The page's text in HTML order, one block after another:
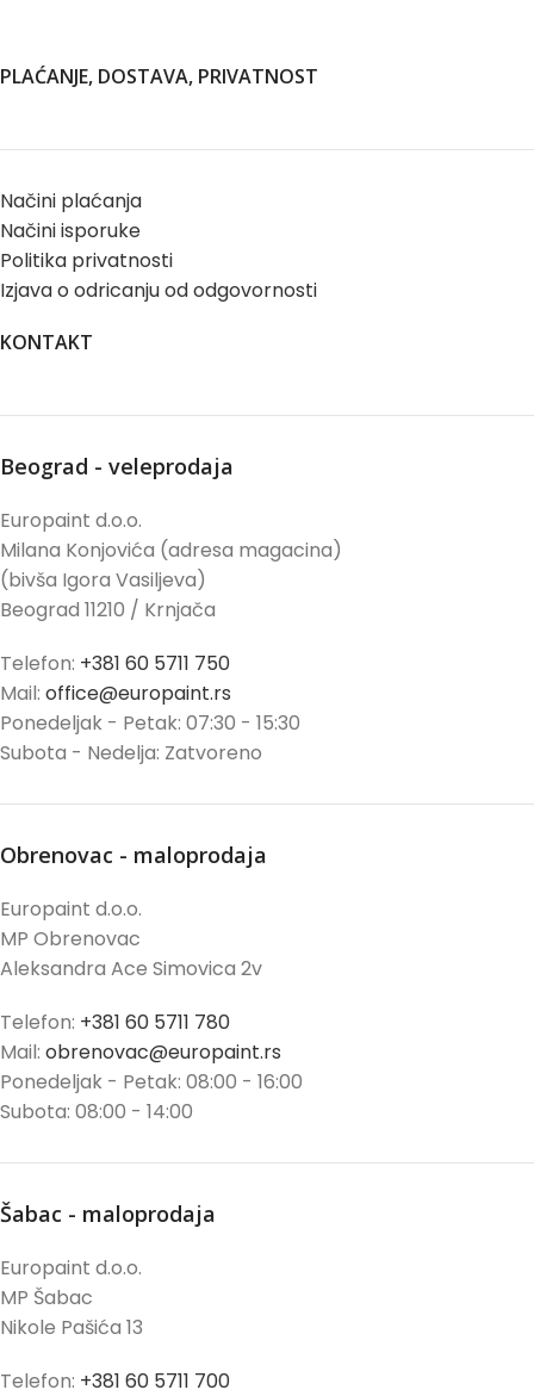
PLAĆANJE, DOSTAVA, PRIVATNOST
Načini plaćanja
Načini isporuke
Politika privatnosti
Izjava o odricanju od odgovornosti
KONTAKT
Beograd - veleprodaja
Europaint d.o.o.
Milana Konjovića (adresa magacina)
(bivša Igora Vasiljeva)
Beograd 11210 / Krnjača
Telefon: +381 60 5711 750
Mail: office@europaint.rs
Ponedeljak - Petak: 07:30 - 15:30
Subota - Nedelja: Zatvoreno
Obrenovac - maloprodaja
Europaint d.o.o.
MP Obrenovac
Aleksandra Ace Simovica 2v
Telefon: +381 60 5711 780
Mail: obrenovac@europaint.rs
Ponedeljak - Petak: 08:00 - 16:00
Subota: 08:00 - 14:00
Šabac - maloprodaja
Europaint d.o.o.
MP Šabac
Nikole Pašića 13
Telefon: +381 60 5711 700